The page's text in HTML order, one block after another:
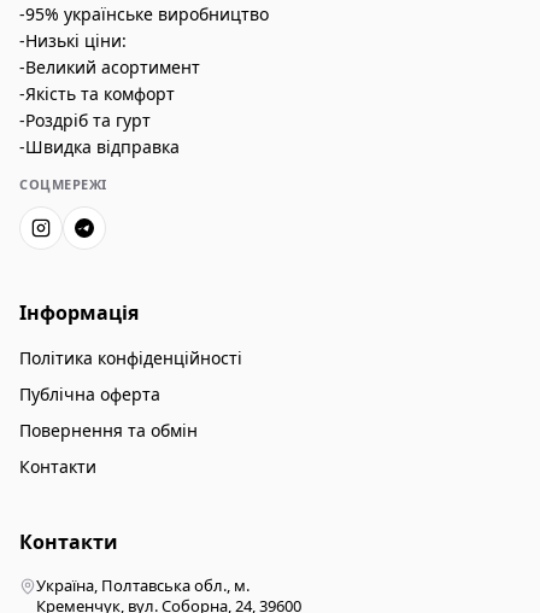
-95% українське виробництво
-Низькі ціни:
-Великий асортимент
-Якість та комфорт
-Роздріб та гурт
-Швидка відправка
СОЦМЕРЕЖІ
Інформація
Політика конфіденційності
Публічна оферта
Повернення та обмін
Контакти
Контакти
Україна, Полтавська обл., м.
Кременчук, вул. Соборна, 24, 39600